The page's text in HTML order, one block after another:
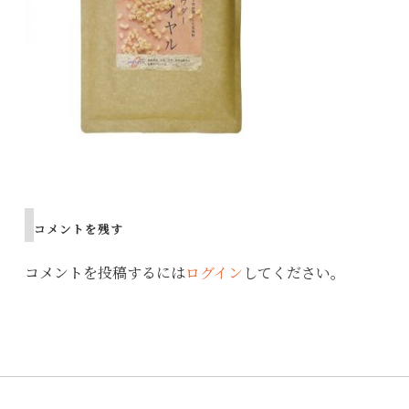
コメントを残す
コメントを投稿するにはログイン してください。